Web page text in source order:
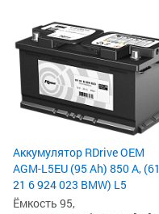
Аккумулятор RDrive OEM
AGM-L5EU (95 Ah) 850 А, (61
21 6 924 023 BMW) L5
Ёмкость 95,